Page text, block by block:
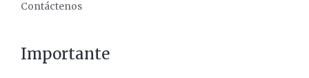
Contáctenos
Importante